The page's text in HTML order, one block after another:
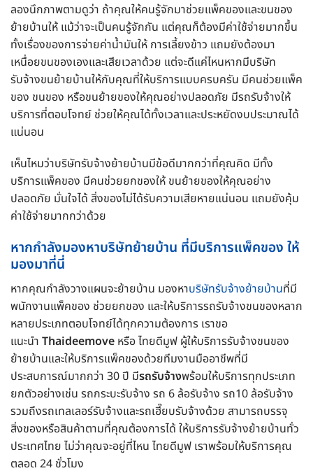
ลองนึกภาพตามดูว่า ถ้าคุณให้คนรู้จักมาช่วยแพ็คของและขนของ
ย้ายบ้านให้ แม้ว่าจะเป็นคนรู้จักกัน แต่คุณก็ต้องมีค่าใช้จ่ายมากขึ้น
ทั้งเรื่องของการจ่ายค่าน้ำมันให้ การเลี้ยงข้าว แถมยังต้องมา
เหนื่อยขนของเองและเสียเวลาด้วย แต่จะดีแค่ไหนหากมีบริษัท
รับจ้างขนย้ายบ้านให้กับคุณที่ให้บริการแบบครบครัน มีคนช่วยแพ็ค
ของ ขนของ หรือขนย้ายของให้คุณอย่างปลอดภัย มีรถรับจ้างให้
บริการที่ตอบโจทย์ ช่วยให้คุณได้ทั้งเวลาและประหยัดงบประมาณได้
แน่นอน
เห็นไหมว่าบริษัทรับจ้างย้ายบ้านมีข้อดีมากกว่าที่คุณคิด มีทั้ง
บริการแพ็คของ มีคนช่วยยกของให้ ขนย้ายของให้คุณอย่าง
ปลอดภัย มั่นใจได้ สิ่งของไม่ได้รับความเสียหายแน่นอน แถมยังคุ้ม
ค่าใช้จ่ายมากกว่าด้วย
หากกำลังมองหาบริษัทย้ายบ้าน ที่มีบริการแพ็คของ ให้
มองมาที่นี่
หากคุณกำลังวางแผนจะย้ายบ้าน มองหาบริษัทรับจ้างย้ายบ้านที่มี
พนักงานแพ็คของ ช่วยยกของ และให้บริการรถรับจ้างขนของหลาก
หลายประเภทตอบโจทย์ได้ทุกความต้องการ เราขอ
แนะนำ Thaideemove หรือ ไทยดีมูฟ ผู้ให้บริการรับจ้างขนของ
ย้ายบ้านและให้บริการแพ็คของด้วยทีมงานมืออาชีพที่มี
ประสบการณ์มากกว่า 30 ปี มีรถรับจ้างพร้อมให้บริการทุกประเภท
ยกตัวอย่างเช่น รถกระบะรับจ้าง รถ 6 ล้อรับจ้าง รถ10 ล้อรับจ้าง
รวมถึงรถเทลเลอร์รับจ้างและรถเฮี๊ยบรับจ้างด้วย สามารถบรรจุ
สิ่งของหรือสินค้าตามที่คุณต้องการได้ ให้บริการรับจ้างย้ายบ้านทั่ว
ประเทศไทย ไม่ว่าคุณจะอยู่ที่ไหน ไทยดีมูฟ เราพร้อมให้บริการคุณ
ตลอด 24 ชั่วโมง